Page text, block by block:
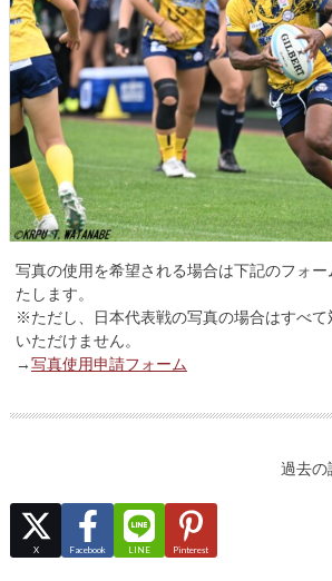
写真の使用を希望される場合は下記のフォ
たします。
※ただし、日本代表戦の写真の場合はすべて
いただけません。
→写真使用申請フォーム
過去の
X Facebook LINE Pinterest